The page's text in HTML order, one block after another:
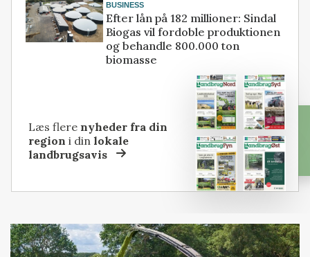
BUSINESS
Efter lån på 182 millioner: Sindal
Biogas vil fordoble produktionen
og behandle 800.000 ton
biomasse
Læs flere nyheder fra din
region i dinlokale
landbrugsavis